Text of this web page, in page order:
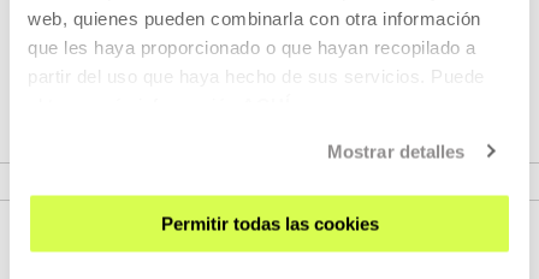
web, quienes pueden combinarla con otra información
que les haya proporcionado o que hayan recopilado a
partir del uso que haya hecho de sus servicios. Puede
Mostrar detalles
Permitir todas las cookies
arquitectos estatales y Alemanes, que reivindican la
conciencia sostenible de la arquitectura a través de nuevas
actitudes y maneras de entender la profesión.